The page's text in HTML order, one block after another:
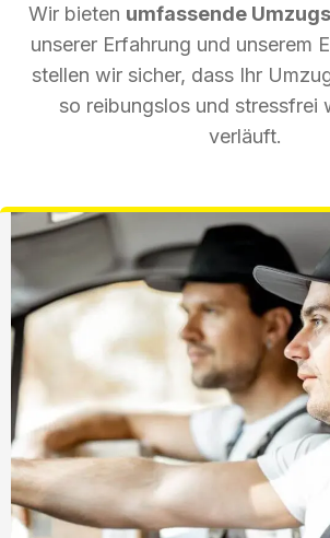
Wir bieten umfassende
unserer Erfahrung und unserem
stellen wir sicher, dass Ihr
so reibungslos und stressfrei
verläuft.